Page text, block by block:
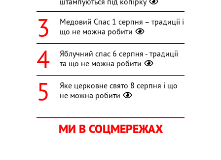
Медовий Спас 1 серпня – традиції і
що не можна робити
Яблучний спас 6 серпня - традиції
та що не можна робити
Яке церковне свято 8 серпня і що
не можна робити
МИ В СОЦМЕРЕЖАХ